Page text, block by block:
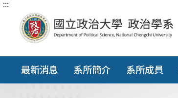
跳
塊
:::
最新消息 系所簡介 系所成員